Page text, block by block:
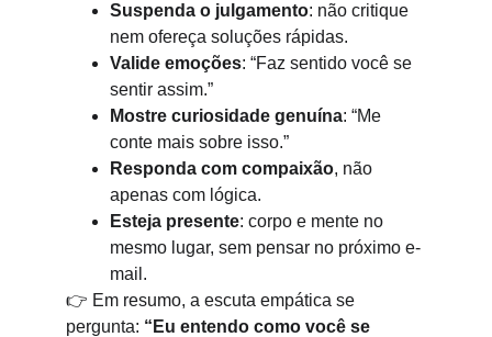
Suspenda o julgamento: não critique
nem ofereça soluções rápidas.
Valide emoções: “Faz sentido você se
sentir assim.”
Mostre curiosidade genuína: “Me
conte mais sobre isso.”
Responda com compaixão, não
apenas com lógica.
Esteja presente: corpo e mente no
mesmo lugar, sem pensar no próximo e-
mail.
👉 Em resumo, a escuta empática se
pergunta: “Eu entendo como você se